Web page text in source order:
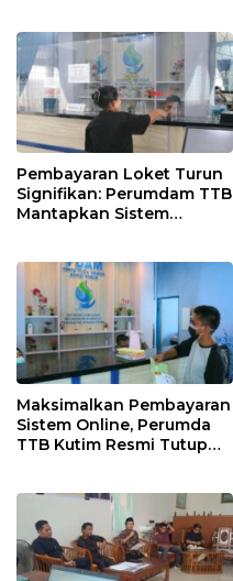
Pembayaran Loket Turun
Signifikan: Perumdam TTB
Mantapkan Sistem
Maksimalkan Pembayaran
Sistem Online, Perumda
TTB Kutim Resmi Tutup